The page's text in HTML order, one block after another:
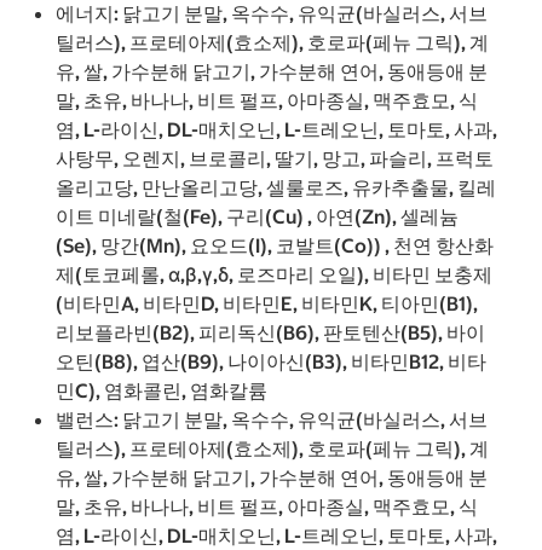
에너지: 닭고기 분말, 옥수수, 유익균(바실러스, 서브
틸러스), 프로테아제(효소제), 호로파(페뉴 그릭), 계
유, 쌀, 가수분해 닭고기, 가수분해 연어, 동애등애 분
말, 초유, 바나나, 비트 펄프, 아마종실, 맥주효모, 식
염, L-라이신, DL-매치오닌, L-트레오닌, 토마토, 사과,
사탕무, 오렌지, 브로콜리, 딸기, 망고, 파슬리, 프럭토
올리고당, 만난올리고당, 셀룰로즈, 유카추출물, 킬레
이트 미네랄(철(Fe), 구리(Cu) , 아연(Zn), 셀레늄
(Se), 망간(Mn), 요오드(I), 코발트(Co)) , 천연 항산화
제(토코페롤, α,β,γ,δ, 로즈마리 오일), 비타민 보충제
(비타민A, 비타민D, 비타민E, 비타민K, 티아민(B1),
리보플라빈(B2), 피리독신(B6), 판토텐산(B5), 바이
오틴(B8), 엽산(B9), 나이아신(B3), 비타민B12, 비타
민C), 염화콜린, 염화칼륨
밸런스: 닭고기 분말, 옥수수, 유익균(바실러스, 서브
틸러스), 프로테아제(효소제), 호로파(페뉴 그릭), 계
유, 쌀, 가수분해 닭고기, 가수분해 연어, 동애등애 분
말, 초유, 바나나, 비트 펄프, 아마종실, 맥주효모, 식
염, L-라이신, DL-매치오닌, L-트레오닌, 토마토, 사과,